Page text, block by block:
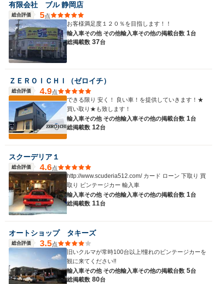
有限会社 ブル 静岡店
総合評価 5点
お客様満足度１２０％を目指します！！
輸入車その他 その他輸入車その他の掲載台数 1台
総掲載数 37台
ＺＥＲＯＩＣＨＩ（ゼロイチ）
総合評価 4.9点
できる限り 安く！ 良い車！を提供していきます！★
買い取り★も致します！
輸入車その他 その他輸入車その他の掲載台数 1台
総掲載数 12台
スクーデリア１
総合評価 4.6点
http://www.scuderia512.com/ カード ローン 下取り 買
取り ビンテージカー 輸入車
輸入車その他 その他輸入車その他の掲載台数 1台
総掲載数 11台
オートショップ タキーズ
総合評価 3.5点
旧いクルマが常時100台以上!憧れのビンテージカーを
観に来てください!!
輸入車その他 その他輸入車その他の掲載台数 5台
総掲載数 80台